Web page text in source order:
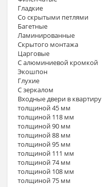
Гладкие
Со скрытыми петлями
Багетные
Ламинированные
Скрытого монтажа
Царговые
С алюминиевой кромкой
Экошпон
Глухие
С зеркалом
Входные двери в квартиру
толщиной 45 мм
толщиной 118 мм
толщиной 90 мм
толщиной 88 мм
толщиной 95 мм
толщиной 111 мм
толщиной 74 мм
толщиной 108 мм
толщиной 75 мм